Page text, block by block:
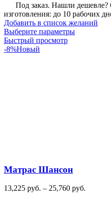
Под заказ. Нашли дешевле?
изготовления: до 10 рабочих
Добавить в список желаний
Выберите параметрыЭтот
Быстрый просмотр
-8%Новый
Матрас Шансон
13,225 руб. – 25,760 руб.